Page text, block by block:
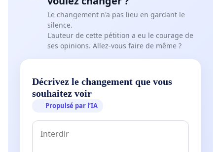
Le changement n'a pas lieu en gardant le
silence.
L'auteur de cette pétition a eu le courage de
ses opinions. Allez-vous faire de même ?
Décrivez le changement que vous
souhaitez voir
Propulsé par l’IA